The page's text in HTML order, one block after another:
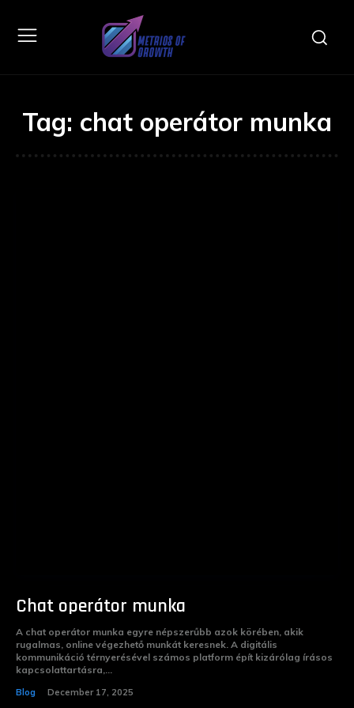
Tag: chat operátor munka
Chat operátor munka
A chat operátor munka egyre népszerűbb azok körében, akik
rugalmas, online végezhető munkát keresnek. A digitális
kommunikáció térnyerésével számos platform épít kizárólag írásos
kapcsolattartásra,...
Blog December 17, 2025